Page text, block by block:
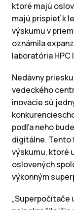
ktoré majú
majú prispieť k
výskumu v
oznámila
laboratória HPC
Nedávny
vedeckého
inovácie sú
podľa neho
digitálne. Tento
výskumu, ktoré
oslovených
výkonným
„Superpočítače